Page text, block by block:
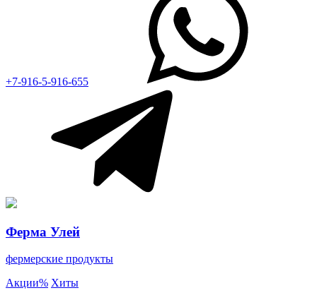
+7-916-5-916-655
Ферма Улей
фермерские продукты
Акции% Хиты